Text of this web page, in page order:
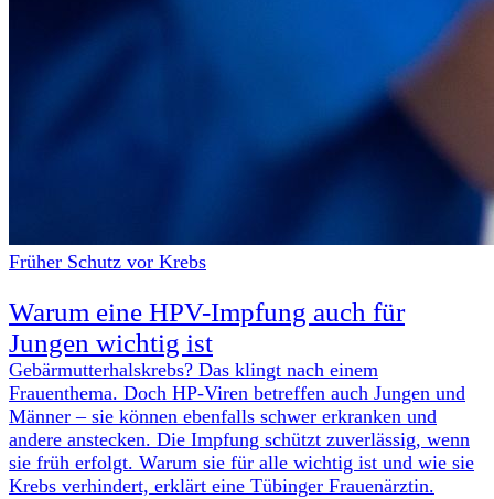
Früher Schutz vor Krebs
Warum eine HPV-Impfung auch für
Jungen wichtig ist
Gebärmutterhalskrebs? Das klingt nach einem
Frauenthema. Doch HP-Viren betreffen auch Jungen und
Männer – sie können ebenfalls schwer erkranken und
andere anstecken. Die Impfung schützt zuverlässig, wenn
sie früh erfolgt. Warum sie für alle wichtig ist und wie sie
Krebs verhindert, erklärt eine Tübinger Frauenärztin.